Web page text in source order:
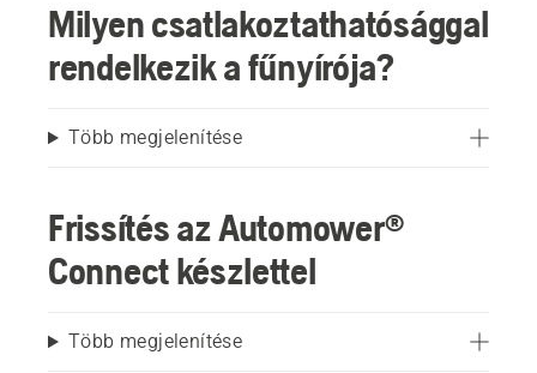
Milyen csatlakoztathatósággal
rendelkezik a fűnyírója?
Több megjelenítése
Frissítés az Automower®
Connect készlettel
Több megjelenítése